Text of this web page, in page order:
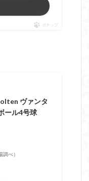
ポチップ
ヴァンタ
ール4号球
べ）